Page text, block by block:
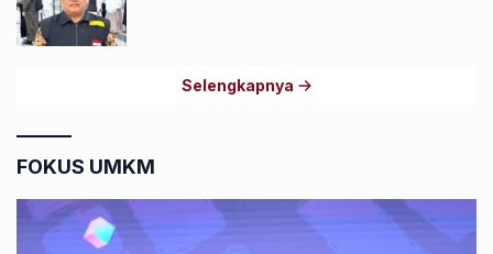
Selengkapnya
FOKUS UMKM